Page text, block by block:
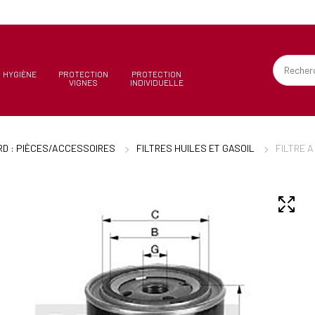
HYGIÈNE
PROTECTION
VIGNES
PROTECTION
INDIVIDUELLE
: PIÈCES/ACCESSOIRES FILTRES HUILES ET GASOIL FILTRE